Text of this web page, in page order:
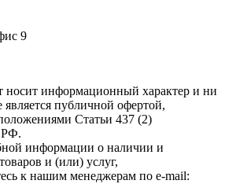
9
носит информационный характер и ни
публичной офертой,
Статьи 437 (2)
РФ.
информации о наличии и
и (или) услуг,
к нашим менеджерам по e-mail: